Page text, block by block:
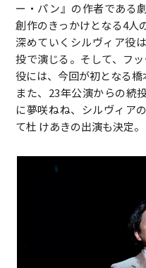
ー・パン』の作者である
創作のきっかけとなる4人
深めていくシルヴィア役
投で演じる。そして、フ
役には、今回が初となる橋
また、23年公演からの続
に夢咲ねね、シルヴィア
て杜 けあきの出演も決定。